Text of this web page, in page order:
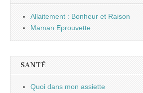
Allaitement : Bonheur et Raison
Maman Eprouvette
SANTÉ
Quoi dans mon assiette